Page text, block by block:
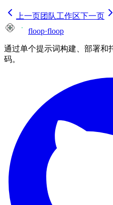
上一页团队工作区下一页
floop·floop
通过单个提示词构建、部署和
码。